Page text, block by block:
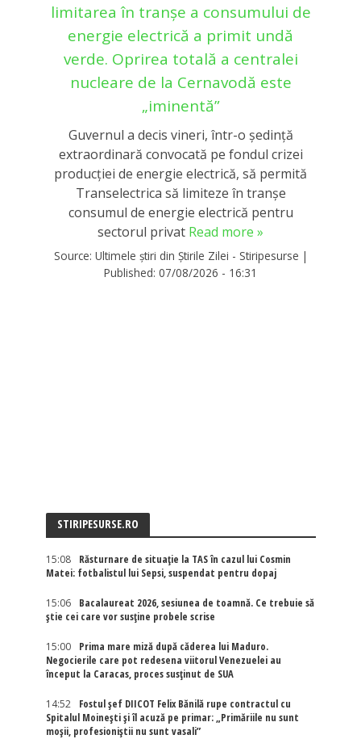
limitarea în tranşe a consumului de
energie electrică a primit undă
verde. Oprirea totală a centralei
nucleare de la Cernavodă este
„iminentă”
Guvernul a decis vineri, într-o ședință
extraordinară convocată pe fondul crizei
producției de energie electrică, să permită
Transelectrica să limiteze în tranșe
consumul de energie electrică pentru
sectorul privat Read more »
Source: Ultimele știri din Știrile Zilei - Stiripesurse |
Published: 07/08/2026 - 16:31
STIRIPESURSE.RO
15:08
Răsturnare de situație la TAS în cazul lui Cosmin
Matei: fotbalistul lui Sepsi, suspendat pentru dopaj
15:06
Bacalaureat 2026, sesiunea de toamnă. Ce trebuie să
știe cei care vor susține probele scrise
15:00
Prima mare miză după căderea lui Maduro.
Negocierile care pot redesena viitorul Venezuelei au
început la Caracas, proces susținut de SUA
14:52
Fostul șef DIICOT Felix Bănilă rupe contractul cu
Spitalul Moinești și îl acuză pe primar: „Primăriile nu sunt
moșii, profesioniștii nu sunt vasali”